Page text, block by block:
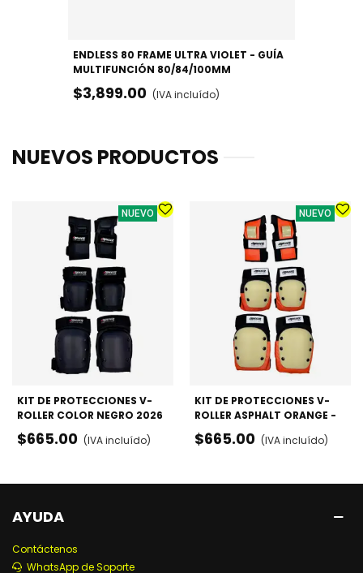
ENDLESS 80 FRAME ULTRA VIOLET - GUÍA
MULTIFUNCIÓN 80/84/100MM
$3,899.00 (IVA incluído)
NUEVOS PRODUCTOS
NUEVO
KIT DE PROTECCIONES V-
ROLLER COLOR NEGRO 2026
- RODILLERAS, CODERAS Y
MUÑEQUERAS
$665.00 (IVA incluído)
NUEVO
KIT DE PROTECCIONES V-
ROLLER ASPHALT ORANGE -
RODILLERAS, CODERAS Y
MUÑEQUERAS
$665.00 (IVA incluído)
AYUDA
Contáctenos
WhatsApp de Soporte